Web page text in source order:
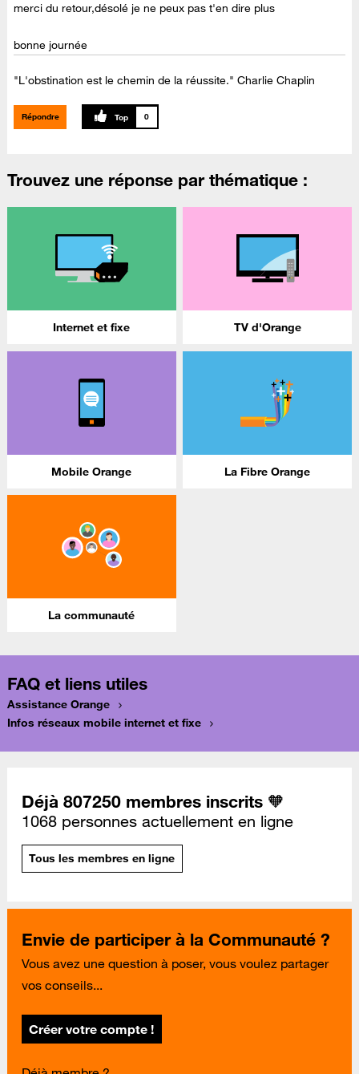
merci du retour,désolé je ne peux pas t'en dire plus
bonne journée
"L'obstination est le chemin de la réussite." Charlie Chaplin
Répondre 0
Trouvez une réponse par thématique :
Internet et fixe TV d'Orange
Mobile Orange La Fibre Orange
La communauté
FAQ et liens utiles
Assistance Orange
Infos réseaux mobile internet et fixe
Déjà 807250 membres inscrits 🧡
1068 personnes actuellement en ligne
Tous les membres en ligne
Envie de participer à la Communauté ?
Vous avez une question à poser, vous voulez partager
vos conseils...
Créer votre compte !